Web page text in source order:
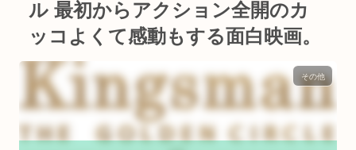
ル 最初からアクション全開のカ
ッコよくて感動もする面白映画。
その他